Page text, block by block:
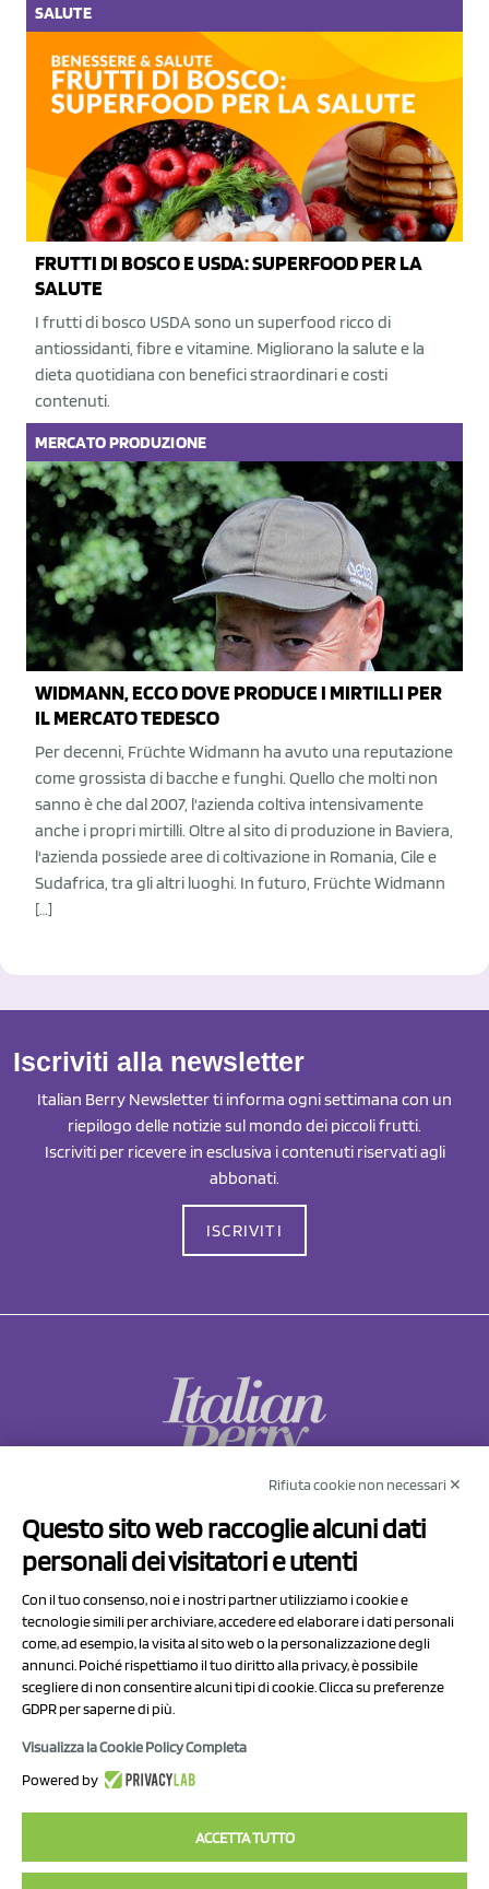
SALUTE
FRUTTI DI BOSCO E USDA: SUPERFOOD PER LA
SALUTE
I frutti di bosco USDA sono un superfood ricco di
antiossidanti, fibre e vitamine. Migliorano la salute e la
dieta quotidiana con benefici straordinari e costi
contenuti.
MERCATOPRODUZIONE
WIDMANN, ECCO DOVE PRODUCE I MIRTILLI PER
IL MERCATO TEDESCO
Per decenni, Früchte Widmann ha avuto una reputazione
come grossista di bacche e funghi. Quello che molti non
sanno è che dal 2007, l'azienda coltiva intensivamente
anche i propri mirtilli. Oltre al sito di produzione in Baviera,
l'azienda possiede aree di coltivazione in Romania, Cile e
Sudafrica, tra gli altri luoghi. In futuro, Früchte Widmann
[…]
Iscriviti alla newsletter
Italian Berry Newsletter ti informa ogni settimana con un
riepilogo delle notizie sul mondo dei piccoli frutti.
Iscriviti per ricevere in esclusiva i contenuti riservati agli
abbonati.
ISCRIVITI
Via Prov.le Sassuolo Vignola 315/1
41057 Spilamberto (MO)
P.I/C.F. 01041460369
REA: MO 208553
Capitale sociale Euro 50.000,00 i.v.
Rifiuta cookie non necessari ✕
Questo sito web raccoglie alcuni dati
personali dei visitatori e utenti
Con il tuo consenso, noi e i nostri partner utilizziamo i cookie e
tecnologie simili per archiviare, accedere ed elaborare i dati personali
come, ad esempio, la visita al sito web o la personalizzazione degli
annunci. Poiché rispettiamo il tuo diritto alla privacy, è possibile
scegliere di non consentire alcuni tipi di cookie. Clicca su preferenze
GDPR per saperne di più.
Visualizza la Cookie Policy Completa
Powered by
ACCETTA TUTTO